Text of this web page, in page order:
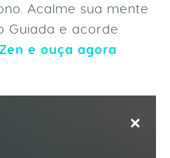
Acalme sua mente
Guiada e acorde
e ouça agora